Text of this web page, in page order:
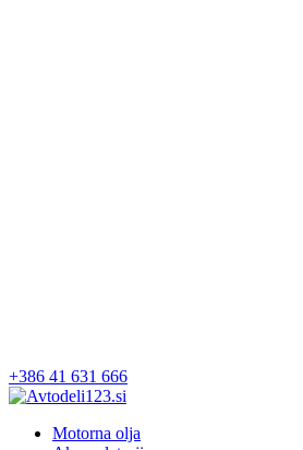
+386 41 631 666
Avtodeli123.si
Prodaja rezervnih avtodelov
Motorna olja